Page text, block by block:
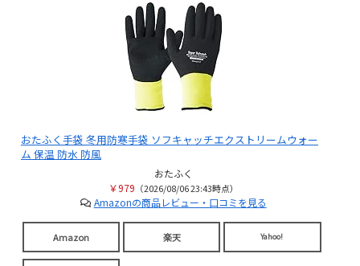
おたふく手袋 冬用防寒手袋 ソフキャッチエクストリームウォー
ム 保温 防水 防風
おたふく
￥979 （2026/08/06 23:43時点）
Amazonの商品レビュー・口コミを見る
Amazon 楽天 Yahoo!